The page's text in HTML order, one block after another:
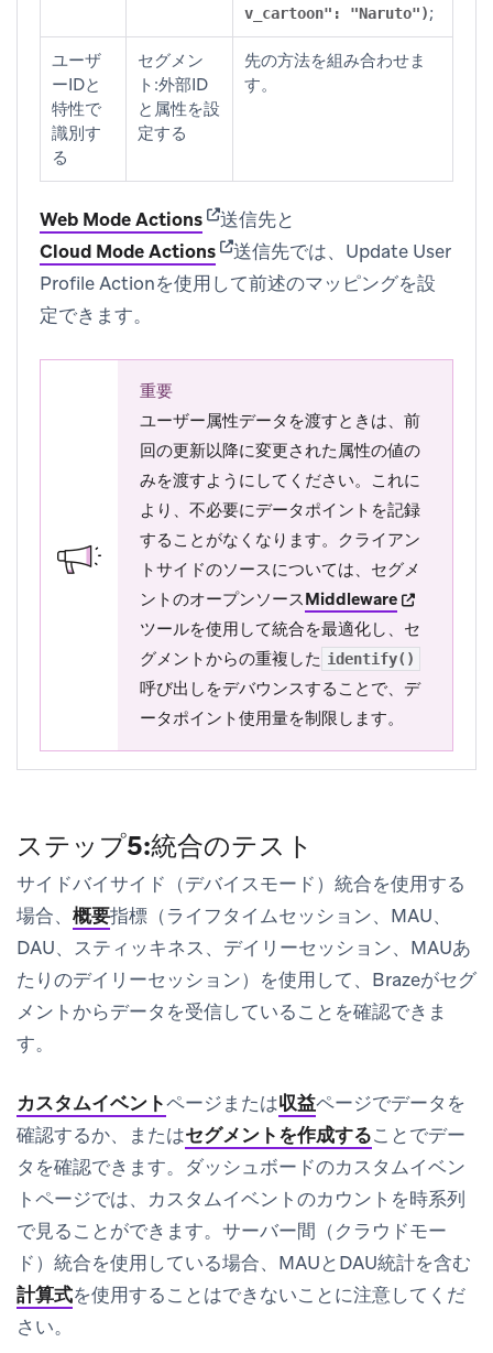
v_cartoon": "Naruto");
ユーザ
ーIDと
特性で
識別す
る
セグメン
ト:外部ID
と属性を設
定する
先の方法を組み合わせま
す。
Web Mode Actions(opens in new tab)
送信先と
Cloud Mode Actions(opens in new tab)
送信先では、Update User
Profile Actionを使用して前述のマッピングを設
定できます。
重要
ユーザー属性データを渡すときは、前
回の更新以降に変更された属性の値の
みを渡すようにしてください。これに
より、不必要にデータポイントを記録
することがなくなります。クライアン
トサイドのソースについては、セグメ
ントのオープンソースMiddleware(opens in
ツールを使用して統合を最適化し、セ
グメントからの重複した identify()
呼び出しをデバウンスすることで、デ
ータポイント使用量を制限します。
ステップ5:統合のテスト
サイドバイサイド（デバイスモード）統合を使用する
場合、 概要指標（ライフタイムセッション、MAU、
DAU、スティッキネス、デイリーセッション、MAUあ
たりのデイリーセッション）を使用して、Brazeがセグ
メントからデータを受信していることを確認できま
す。
カスタムイベントページまたは収益ページでデータを
確認するか、またはセグメントを作成することでデー
タを確認できます。ダッシュボードのカスタムイベン
トページでは、カスタムイベントのカウントを時系列
で見ることができます。サーバー間（クラウドモー
ド）統合を使用している場合、MAUとDAU統計を含む
計算式を使用することはできないことに注意してくだ
さい。